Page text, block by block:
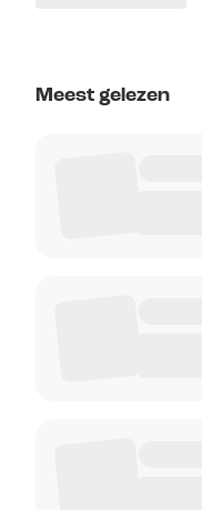
Meest gelezen